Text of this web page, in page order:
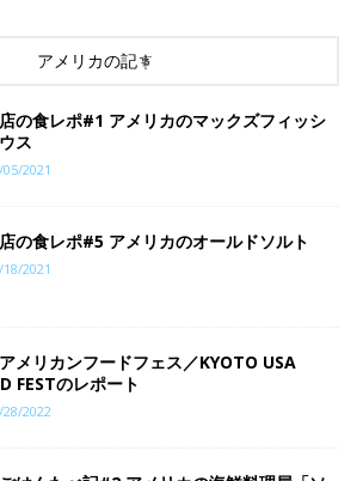
アメリカの記事
の食レポ#1 アメリカのマックズフィッシ
ス
05/2021
の食レポ#5 アメリカのオールドソルト
18/2021
メリカンフードフェス／KYOTO USA
FESTのレポート
28/2022